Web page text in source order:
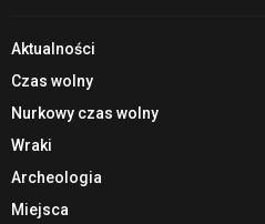
Aktualności
Czas wolny
Nurkowy czas wolny
Wraki
Archeologia
Miejsca